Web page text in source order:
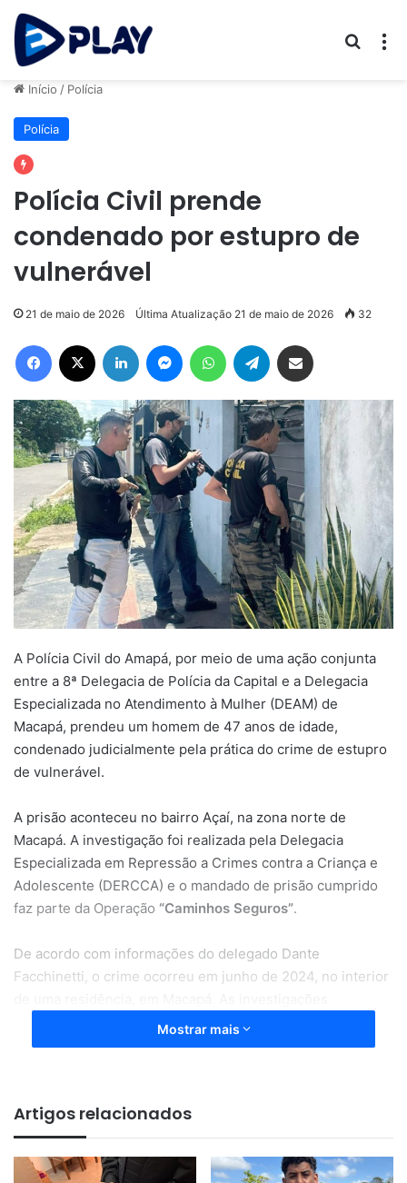
Início / Polícia
Polícia
Polícia Civil prende
condenado por estupro de
vulnerável
21 de maio de 2026 Última Atualização 21 de maio de 2026 32
Facebook Linkedin MessengerWhatsAppTelegram
A Polícia Civil do Amapá, por meio de uma ação conjunta
entre a 8ª Delegacia de Polícia da Capital e a Delegacia
Especializada no Atendimento à Mulher (DEAM) de
Macapá, prendeu um homem de 47 anos de idade,
condenado judicialmente pela prática do crime de estupro
de vulnerável.
A prisão aconteceu no bairro Açaí, na zona norte de
Macapá. A investigação foi realizada pela Delegacia
Especializada em Repressão a Crimes contra a Criança e
Adolescente (DERCCA) e o mandado de prisão cumprido
faz parte da Operação “Caminhos Seguros”.
De acordo com informações do delegado Dante
Facchinetti, o crime ocorreu em junho de 2024, no interior
demonstraram que o indivíduo se aproveitou de um
momento a sós com a vítima, uma criança autista de 5 anos
O homem preso foi encaminhado ao IAPEN para iniciar o
cumprimento da pena de 13 anos e 3 meses de reclusão.
Mostrar mais
Artigos relacionados